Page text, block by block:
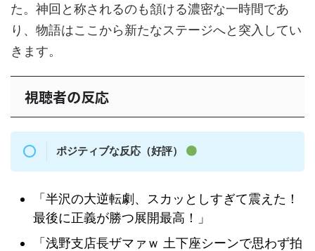
た。神回と称されるのも頷ける濃密な一時間であ
り、物語はここから新たなステージへと突入してい
きます。
視聴者の反応
ポジティブな反応（好評）
「半沢の大逆転劇、スカッとしすぎて震えた！
最後に正義が勝つ展開最高！」
「浅野支店長ザマァｗ 土下座シーンで思わず拍